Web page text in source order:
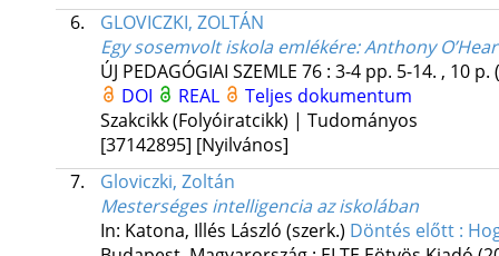
6.
GLOVICZKI, ZOLTÁN
Egy sosemvolt iskola emlékére: Anthony
ÚJ PEDAGÓGIAI SZEMLE 76: 3-4 pp. 5-14. , 10 p.
DOI
REAL
Teljes dokumentum
Szakcikk (Folyóiratcikk) | Tudományos
[37142895] [Nyilvános]
7.
Gloviczki, Zoltán
Mesterséges intelligencia az iskolában
In: Katona, Illés László (szerk.) Döntés előtt :